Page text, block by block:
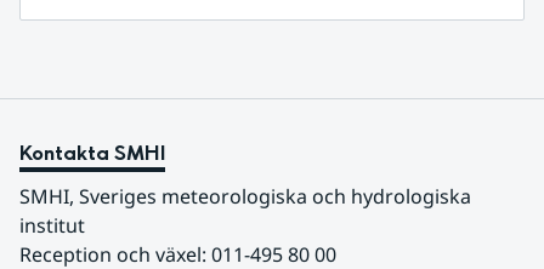
Kontakta SMHI
SMHI, Sveriges meteorologiska och hydrologiska
institut
Reception och växel: 011-495 80 00